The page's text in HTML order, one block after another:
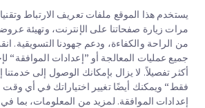
روابط سريعة
يستخدم هذا الموقع ملفات تعريف الارتباط
مرات زيارة صفحاتنا على الإنترنت، وتهيئة
من الراحة والكفاءة، ودعم جهودنا التسويقية.
جميع عمليات المعالجة أو ”إعدادات الموافقة“
أكثر تفصيلاً. لا يزال بإمكانك الوصول إلى
فقط“ ويمكنك أيضًا تغيير اختياراتك في أي وقت
إعدادات الموافقة. لمزيد من المعلومات، بما في